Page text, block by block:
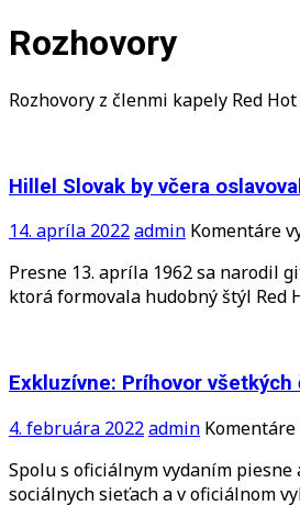
Rozhovory
Rozhovory z členmi kapely Red
Hillel Slovak by včera
14. apríla 2022admin Komentáre
Presne 13. apríla 1962 sa narodil
ktorá formovala hudobný štýl Red
Exkluzívne: Príhovor
4. februára 2022admin
Spolu s oficiálnym vydaním
sociálnych sieťach a v oficiálnom